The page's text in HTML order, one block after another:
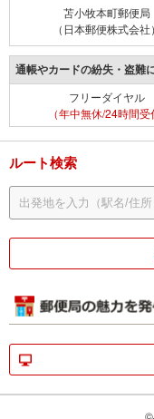
苫小牧本町郵便局
（日本郵便株式会社）
通帳やカードの紛失・盗難
フリーダイヤル
（年中無休/24時間受
ルート検索